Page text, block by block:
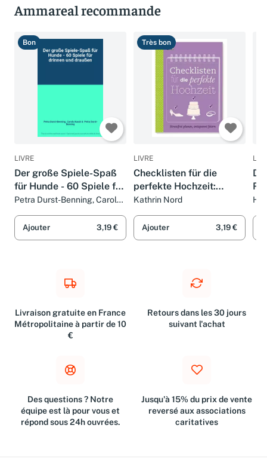
Ammareal recommande
Bon
LIVRE
Der große Spiele-Spaß
für Hunde - 60 Spiele für
drinnen und draußen
Petra Durst-Benning, Carola
Benning
Ajouter 3,19 €
Très bon
LIVRE
Checklisten für die
perfekte Hochzeit:
Stressfrei planen,
Kathrin Nord
Ajouter 3,19 €
Livraison gratuite en France
Métropolitaine à partir de 10
€
Retours dans les 30 jours
suivant l'achat
Des questions ? Notre
équipe est là pour vous et
répond sous 24h ouvrées.
Jusqu'à 15% du prix de vente
reversé aux associations
caritatives